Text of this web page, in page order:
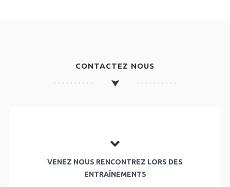
CONTACTEZ NOUS
VENEZ NOUS RENCONTREZ LORS DES
ENTRAÎNEMENTS